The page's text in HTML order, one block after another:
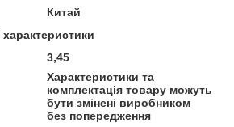
Китай
3,45
Характеристики та
комплектація товару можуть
бути змінені виробником
без попередження